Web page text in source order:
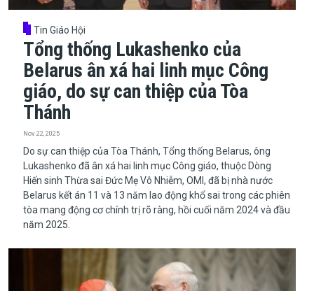
Tin Giáo Hội
Tổng thống Lukashenko của
Belarus ân xá hai linh mục Công
giáo, do sự can thiệp của Tòa
Thánh
Nov 22, 2025
​​​​​​​Do sự can thiệp của Tòa Thánh, Tổng thống Belarus, ông
Lukashenko đã ân xá hai linh mục Công giáo, thuộc Dòng
Hiến sinh Thừa sai Đức Mẹ Vô Nhiễm, OMI, đã bị nhà nước
Belarus kết án 11 và 13 năm lao động khổ sai trong các phiên
tòa mang động cơ chính trị rõ ràng, hồi cuối năm 2024 và đầu
năm 2025.